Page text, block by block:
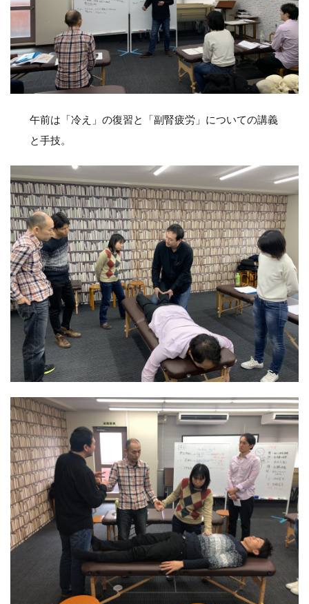
午前は「冷え」の復習と「副腎疲労」についての講義
と手技。